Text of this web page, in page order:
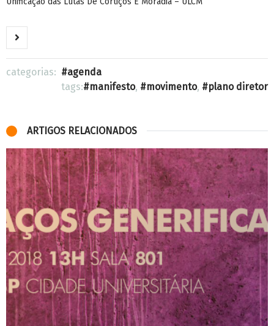
categorias:
agenda
tags:
manifesto, movimento, plano diretor
ARTIGOS RELACIONADOS